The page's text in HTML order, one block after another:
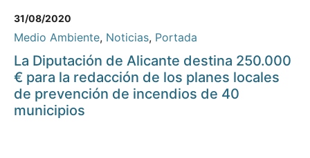
31/08/2020
Medio Ambiente, Noticias, Portada
La Diputación de Alicante destina 250.000
€ para la redacción de los planes locales
de prevención de incendios de 40
municipios